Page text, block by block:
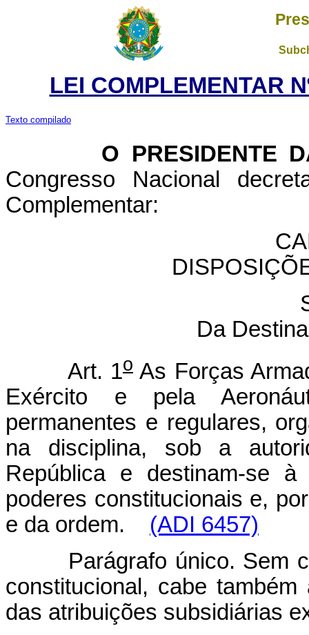
LEI COMPLEMENTAR
Texto compilado
O PRESIDENTE DA
Congresso Nacional
Complementar:
Da
Art. 1oAs Forças
Exército e pela
permanentes e regulares,
na disciplina, sob a
República e destinam-se
poderes constitucionais e,
e da ordem. (ADI 6457)
Parágrafo único. Sem
constitucional, cabe
das atribuições subsidiárias